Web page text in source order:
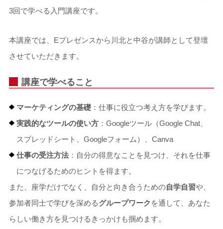
3回で学べる入門講座です。
本講座では、Eプレゼンスから川北と中谷が講師として登壇
させていただきます。
講座で学べること
マーケティングの基礎：仕事に役立つ考え方を学びます。
実践的なツールの使い方：Googleツール（Google Chat、
スプレッドシート、Googleフォーム）、Canva
仕事の受注方法：自分の得意なことを見つけ、それを仕事
につなげるためのヒントを得ます。
また、座学だけでなく、自分と向き合うための自学自習や、
参加者同士で学びを深めるグループワーク を通して、あなた
らしい働き方を見つけるきっかけも掴めます。